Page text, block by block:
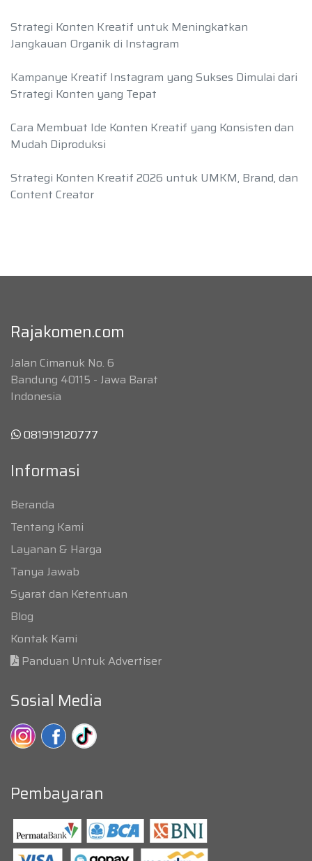
Strategi Konten Kreatif untuk Meningkatkan
Jangkauan Organik di Instagram
Kampanye Kreatif Instagram yang Sukses Dimulai dari
Strategi Konten yang Tepat
Cara Membuat Ide Konten Kreatif yang Konsisten dan
Mudah Diproduksi
Strategi Konten Kreatif 2026 untuk UMKM, Brand, dan
Content Creator
Rajakomen.com
Jalan Cimanuk No. 6
Bandung 40115 - Jawa Barat
Indonesia
081919120777
Informasi
Beranda
Tentang Kami
Layanan & Harga
Tanya Jawab
Syarat dan Ketentuan
Blog
Kontak Kami
Panduan Untuk Advertiser
Sosial Media
Pembayaran